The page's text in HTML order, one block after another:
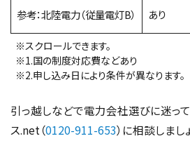
参考：北陸電力（従量電灯B） あり
※スクロールできます。
※1.国の制度対応費などあり
※2.申し込み日により条件が異なります。
引っ越しなどで電力会社選びに迷っ
ス.net（0120-911-653）に相談しまし